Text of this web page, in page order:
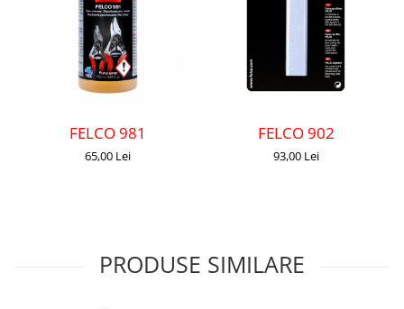
FELCO 981
65,00 Lei
FELCO 902
93,00 Lei
PRODUSE SIMILARE